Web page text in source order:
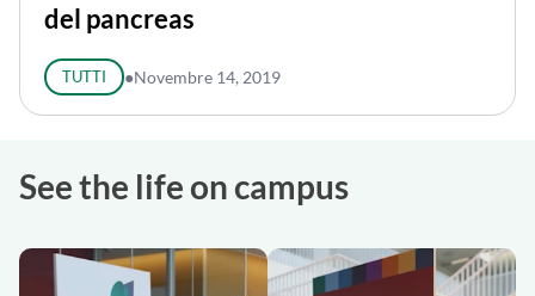
del pancreas
TUTTI ●Novembre 14, 2019
See the life on campus